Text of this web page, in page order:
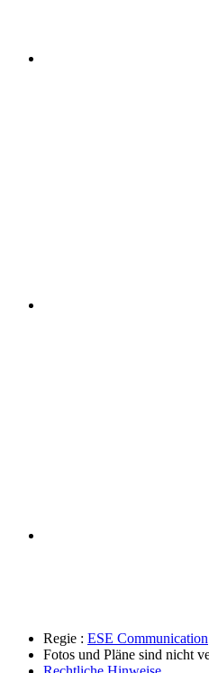
Regie : ESE Communication
Fotos und Pläne sind nicht